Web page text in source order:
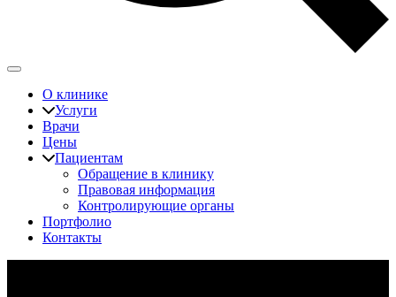
О клинике
Услуги
Врачи
Цены
Пациентам
Обращение в клинику
Правовая информация
Контролирующие органы
Портфолио
Контакты